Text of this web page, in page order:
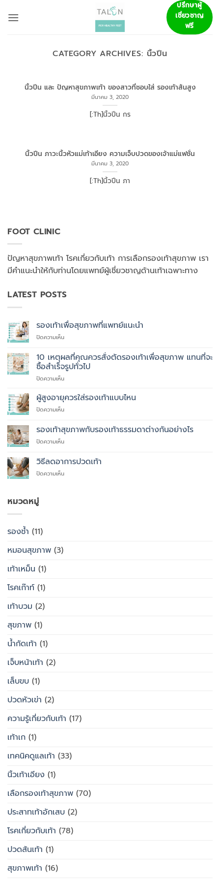
ปรึกษาผู้
เชี่ยวชาญ
ฟรี
CATEGORY ARCHIVES: นิ้วปีน
นิ้วปีน และ ปัญหาสุขภาพเท้า ของสาวที่ชอบใส่ รองเท้าส้นสูง
มีนาคม 3, 2020
[:Th]นิ้วปีน กร
นิ้วปีน ภาวะนิ้วหัวแม่เท้าเอียง ความเจ็บปวดของเจ้าแม่แฟชั่น
มีนาคม 3, 2020
[:Th]นิ้วปีน ภา
FOOT CLINIC
ปัญหาสุขภาพเท้า โรคเกี่ยวกับเท้า การเลือกรองเท้าสุขภาพ เรา
มีคำแนะนำให้กับท่านโดยแพทย์ผู้เชี่ยวชาญด้านเท้าเฉพาะทาง
LATEST POSTS
รองเท้าเพื่อสุขภาพที่แพทย์แนะนำ
ปิดความเห็นบน
เพื่อ
สุขภาพ
ที่
แพทย์
10 เหตุผลที่คุณควรสั่งตัดรองเท้าเพื่อสุขภาพ แทนที่จะ
ซื้อสำเร็จรูปทั่วไป
ปิดความเห็นบน
เหตุผล
คุณ
สั่ง
ตัด
รองเท้า
สุขภาพ
ผู้สูงอายุควรใส่รองเท้าแบบไหน
ปิดความเห็นบน
สูง
อายุ
ควร
รองเท้า
ไหน
รองเท้าสุขภาพกับรองเท้าธรรมดาต่างกันอย่างไร
ปิดความเห็นบน
สุขภาพ
กับ
รองเท้า
วิธีลดอาการปวดเท้า
ปิดความเห็นบน
หมวดหมู่
รองช้ำ (11)
หมอนสุขภาพ (3)
เท้าเหม็น (1)
โรคเก๊าท์ (1)
เท้าบวม (2)
สุขภาพ (1)
น้ำกัดเท้า (1)
เจ็บหน้าเท้า (2)
เล็บขบ (1)
ปวดหัวเข่า (2)
ความรู้เกี่ยวกับเท้า (17)
เท้าเก (1)
เทคนิคดูแลเท้า (33)
นิ้วเท้าเอียง (1)
เลือกรองเท้าสุขภาพ (70)
ประสาทเท้าอักเสบ (2)
โรคเกี่ยวกับเท้า (78)
ปวดส้นเท้า (1)
สุขภาพเท้า (16)